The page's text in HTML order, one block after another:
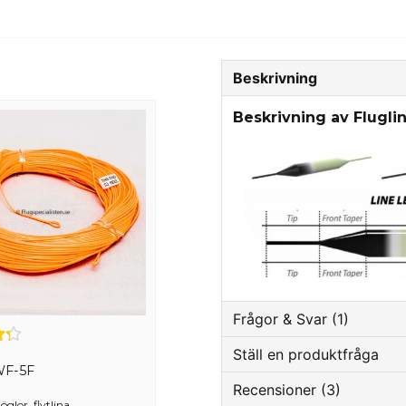
5F
Beskrivning
Beskrivning av
Frågor & Svar (1)
Fredrik Boman frågade
Hej, kan man få veta
Ställ en produktfråga
question
Recensioner (3)